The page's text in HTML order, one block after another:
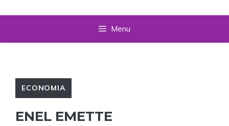
Menu
ECONOMIA
ENEL EMETTE